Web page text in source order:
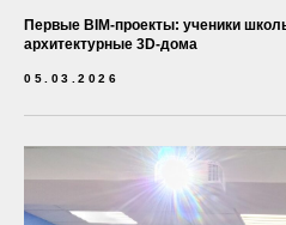
Первые BIM-проекты: ученики
архитектурные 3D-дома
05.03.2026